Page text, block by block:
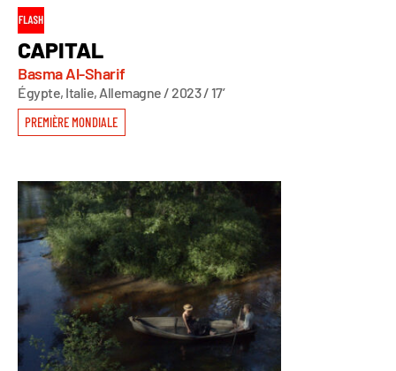
CAPITAL
Basma Al-Sharif
Égypte, Italie, Allemagne / 2023 / 17’
PREMIÈRE MONDIALE